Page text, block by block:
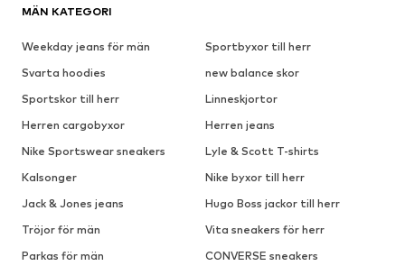
MÄN KATEGORI
Weekday jeans för män
Sportbyxor till herr
Svarta hoodies
new balance skor
Sportskor till herr
Linneskjortor
Herren cargobyxor
Herren jeans
Nike Sportswear sneakers
Lyle & Scott T-shirts
Kalsonger
Nike byxor till herr
Jack & Jones jeans
Hugo Boss jackor till herr
Tröjor för män
Vita sneakers för herr
Parkas för män
CONVERSE sneakers